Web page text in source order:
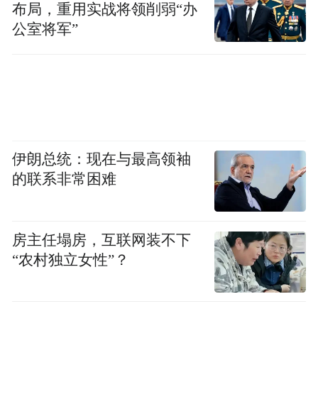
布局，重用实战将领削弱“办
公室将军”
伊朗总统：现在与最高领袖
的联系非常困难
房主任塌房，互联网装不下
“农村独立女性”？